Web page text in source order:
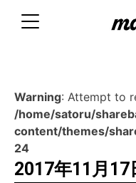
Warning: Attempt to
/home/satoru/
content/themes/
24
2017年11月17